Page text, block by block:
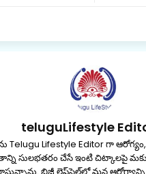
teluguLifestyle
Telugu Lifestyle Editor గా
సులభతరం చేసే ఇంటి చిట్కాలపై